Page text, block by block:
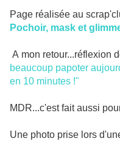
Page réalisée au
Pochoir, mask et
A mon retour...réflexion
beaucoup papoter
en 10 minutes !"
MDR...c'est fait aussi
Une photo prise lors